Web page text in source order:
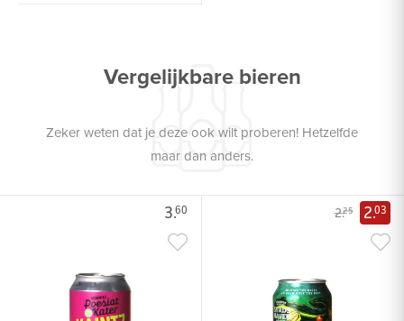
Vergelijkbare bieren
Zeker weten dat je deze ook wilt proberen! Hetzelfde
maar dan anders.
3.60 2.25 2.03